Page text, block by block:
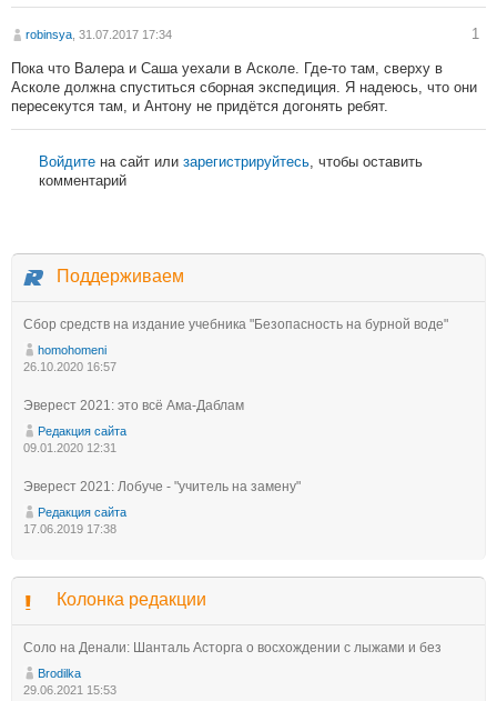
robinsya , 31.07.2017 17:34 1
Пока что Валера и Саша уехали в Асколе. Где-то там, сверху в
Асколе должна спуститься сборная экспедиция. Я надеюсь, что они
пересекутся там, и Антону не придётся догонять ребят.
Войдите на сайт или зарегистрируйтесь , чтобы оставить
комментарий
Поддерживаем
Сбор средств на издание учебника "Безопасность на бурной воде"
homohomeni
26.10.2020 16:57
Эверест 2021: это всё Ама-Даблам
Редакция сайта
09.01.2020 12:31
Эверест 2021: Лобуче - "учитель на замену"
Редакция сайта
17.06.2019 17:38
Колонка редакции
Соло на Денали: Шанталь Асторга о восхождении с лыжами и без
Brodilka
29.06.2021 15:53